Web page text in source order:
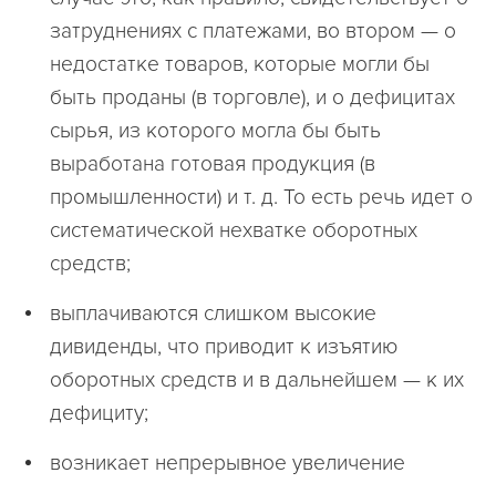
затруднениях с платежами, во втором — о
недостатке товаров, которые могли бы
быть проданы (в торговле), и о дефицитах
сырья, из которого могла бы быть
выработана готовая продукция (в
промышленности) и т. д. То есть речь идет о
систематической нехватке оборотных
средств;
выплачиваются слишком высокие
дивиденды, что приводит к изъятию
оборотных средств и в дальнейшем — к их
дефициту;
возникает непрерывное увеличение